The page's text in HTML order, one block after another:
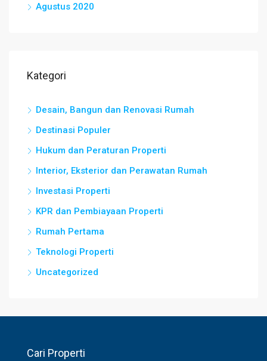
Agustus 2020
Kategori
Desain, Bangun dan Renovasi Rumah
Destinasi Populer
Hukum dan Peraturan Properti
Interior, Eksterior dan Perawatan Rumah
Investasi Properti
KPR dan Pembiayaan Properti
Rumah Pertama
Teknologi Properti
Uncategorized
Cari Properti